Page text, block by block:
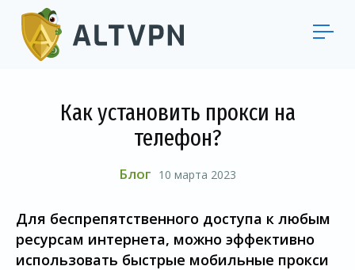
Как установить прокси на
телефон?
Блог 10 марта 2023
Для беспрепятственного доступа к любым
ресурсам интернета, можно эффективно
использовать быстрые мобильные прокси